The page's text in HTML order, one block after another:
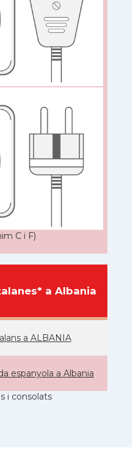
C i F)
a Albania
a ALBANIA
espanyola a Albania
i consolats